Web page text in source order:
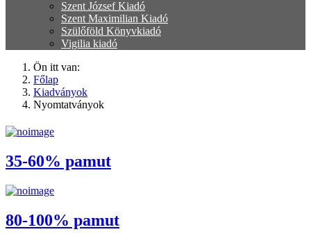
Szent József Kiadó
Szent Maximilian Kiadó
Szülőföld Könyvkiadó
Vigilia kiadó
Ön itt van:
Főlap
Kiadványok
Nyomtatványok
35-60% pamut
80-100% pamut